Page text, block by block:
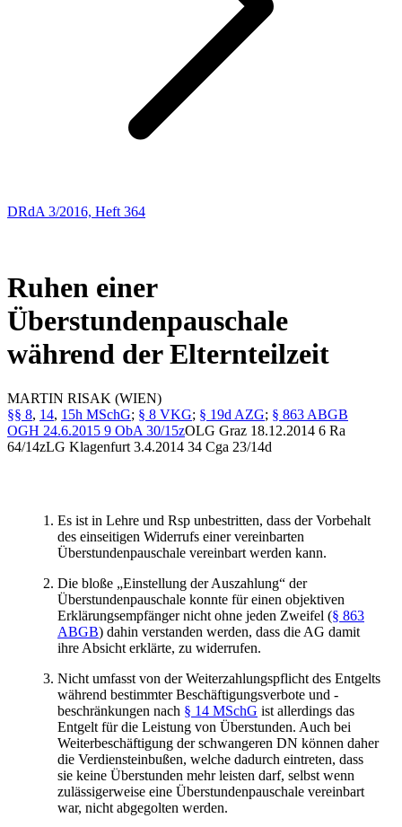
DRdA 3/2016, Heft 364
Ruhen einer
Überstundenpauschale
während der Elternteilzeit
MARTIN RISAK (WIEN)
§§ 8, 14, 15h MSchG; § 8 VKG; § 19d AZG; § 863 ABGB
OGH 24.6.2015 9 ObA 30/15zOLG Graz 18.12.2014 6 Ra
64/14zLG Klagenfurt 3.4.2014 34 Cga 23/14d
Es ist in Lehre und Rsp unbestritten, dass der Vorbehalt
des einseitigen Widerrufs einer vereinbarten
Überstundenpauschale vereinbart werden kann.
Die bloße „Einstellung der Auszahlung“ der
Überstundenpauschale konnte für einen objektiven
Erklärungsempfänger nicht ohne jeden Zweifel (§ 863
ABGB) dahin verstanden werden, dass die AG damit
ihre Absicht erklärte, zu widerrufen.
Nicht umfasst von der Weiterzahlungspflicht des Entgelts
während bestimmter Beschäftigungsverbote und -
beschränkungen nach § 14 MSchG ist allerdings das
Entgelt für die Leistung von Überstunden. Auch bei
Weiterbeschäftigung der schwangeren DN können daher
die Verdiensteinbußen, welche dadurch eintreten, dass
sie keine Überstunden mehr leisten darf, selbst wenn
zulässigerweise eine Überstundenpauschale vereinbart
war, nicht abgegolten werden.